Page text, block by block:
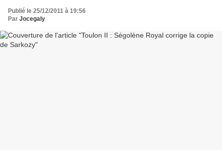
Publié le 25/12/2011 à 19:56
Par Jocegaly